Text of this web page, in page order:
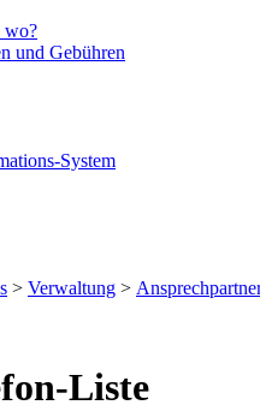
wo?
und Gebühren
System
> Verwaltung >
Liste